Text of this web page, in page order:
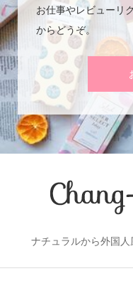
お仕事やレビューリ
からどうぞ。
ナチュラルから外国